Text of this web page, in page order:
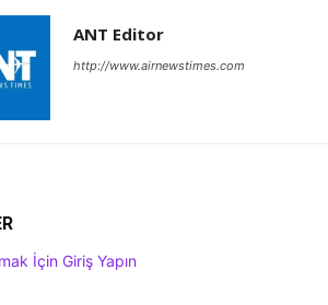
ANT Editor
http://www.airnewstimes.com
İçin Giriş Yapın